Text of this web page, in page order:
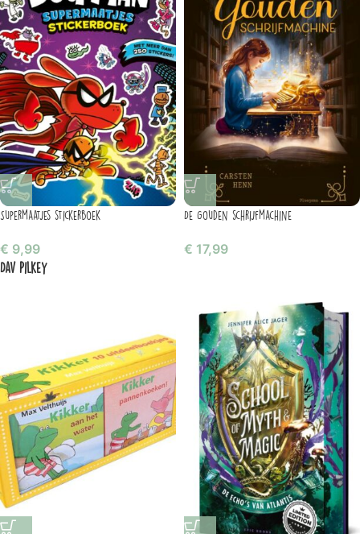
Supermaatjes stickerboek
€ 9,99
Dav Pilkey
De gouden schrijfmachine
€ 17,99